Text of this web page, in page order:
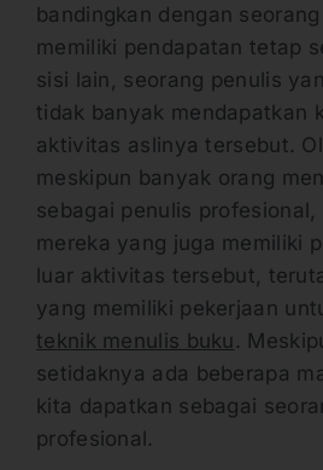
bandingkan dengan
memiliki pendapatan tetap
sisi lain, seorang penulis
tidak banyak mendapatkan
aktivitas aslinya tersebut.
meskipun banyak orang
sebagai penulis
mereka yang juga memiliki
luar aktivitas tersebut,
yang memiliki pekerjaan
teknik menulis buku .
setidaknya ada beberapa
kita dapatkan sebagai
profesional.